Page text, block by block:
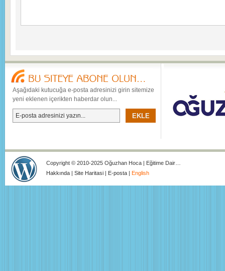
Aşağıdaki kutucuğa e-posta adresinizi girin sitemize
yeni eklenen içerikten haberdar olun...
Copyright © 2010-2025 Oğuzhan Hoca | Eğitime Dair…
Hakkında | Site Haritasi | E-posta | English